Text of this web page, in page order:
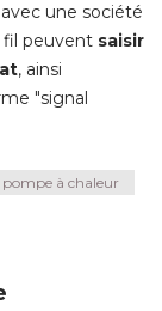
une société
fil peuvent saisir
, ainsi
"signal
pompe à chaleur